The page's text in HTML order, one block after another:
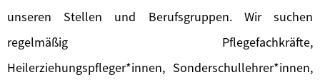
unseren Stellen und Berufsgruppen. Wir suchen
regelmäßig Pflegefachkräfte,
Heilerziehungspfleger*innen, Sonderschullehrer*innen,